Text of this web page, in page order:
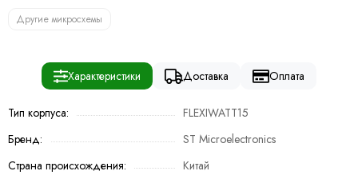
Другие микросхемы
Характеристики Доставка Оплата
Тип корпуса:
FLEXIWATT15
Бренд:
ST Microelectronics
Страна происхождения:
Китай